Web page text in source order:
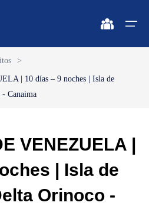
>
| 10 días – 9 noches | Isla de
Canaima
VENEZUELA |
| Isla de
Orinoco -